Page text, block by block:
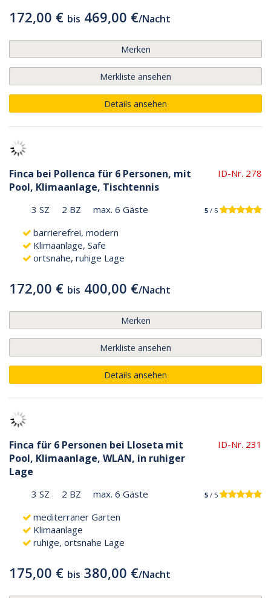
172,00 € bis 469,00 €/Nacht
Merken
Merkliste ansehen
Details ansehen
Finca bei Pollenca für 6 Personen, mit
Pool, Klimaanlage, Tischtennis
ID-Nr. 278
3 SZ 2 BZ max. 6 Gäste 5 / 5
barrierefrei, modern
Klimaanlage, Safe
ortsnahe, ruhige Lage
172,00 € bis 400,00 €/Nacht
Merken
Merkliste ansehen
Details ansehen
Finca für 6 Personen bei Lloseta mit
Pool, Klimaanlage, WLAN, in ruhiger
Lage
ID-Nr. 231
3 SZ 2 BZ max. 6 Gäste 5 / 5
mediterraner Garten
Klimaanlage
ruhige, ortsnahe Lage
175,00 € bis 380,00 €/Nacht